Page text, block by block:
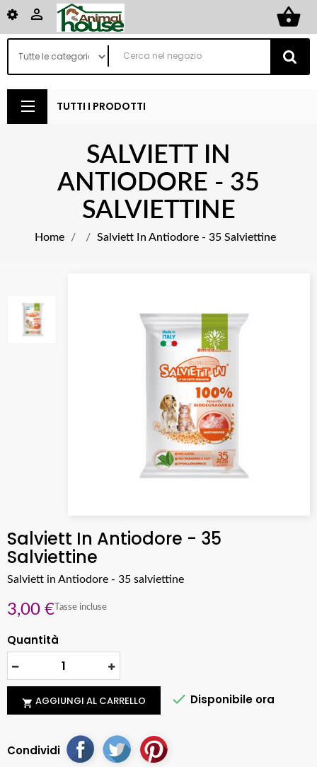
shopping_basket

TUTTI I PRODOTTI
SALVIETT IN
ANTIODORE - 35
SALVIETTINE
Home Salviett In Antiodore - 35 Salviettine
Salviett In Antiodore - 35
Salviettine
Salviett in Antiodore - 35 salviettine
3,00 € Tasse incluse
Quantità
 AGGIUNGI AL CARRELLO  Disponibile ora
Condividi